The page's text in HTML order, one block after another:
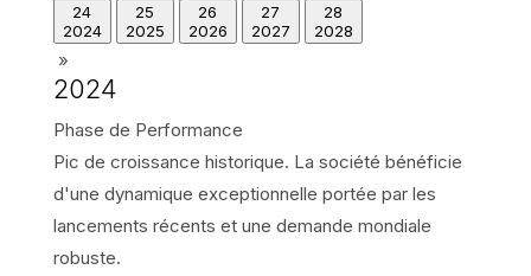
24
2024
25
2025
26
2026
27
2027
28
2028
»
2024
Phase de Performance
Pic de croissance historique. La société bénéficie
d'une dynamique exceptionnelle portée par les
lancements récents et une demande mondiale
robuste.